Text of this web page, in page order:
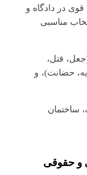
در دادگاه و
مناسبی
قتل،
حضانت)، و
ساختمان
و حقوقی